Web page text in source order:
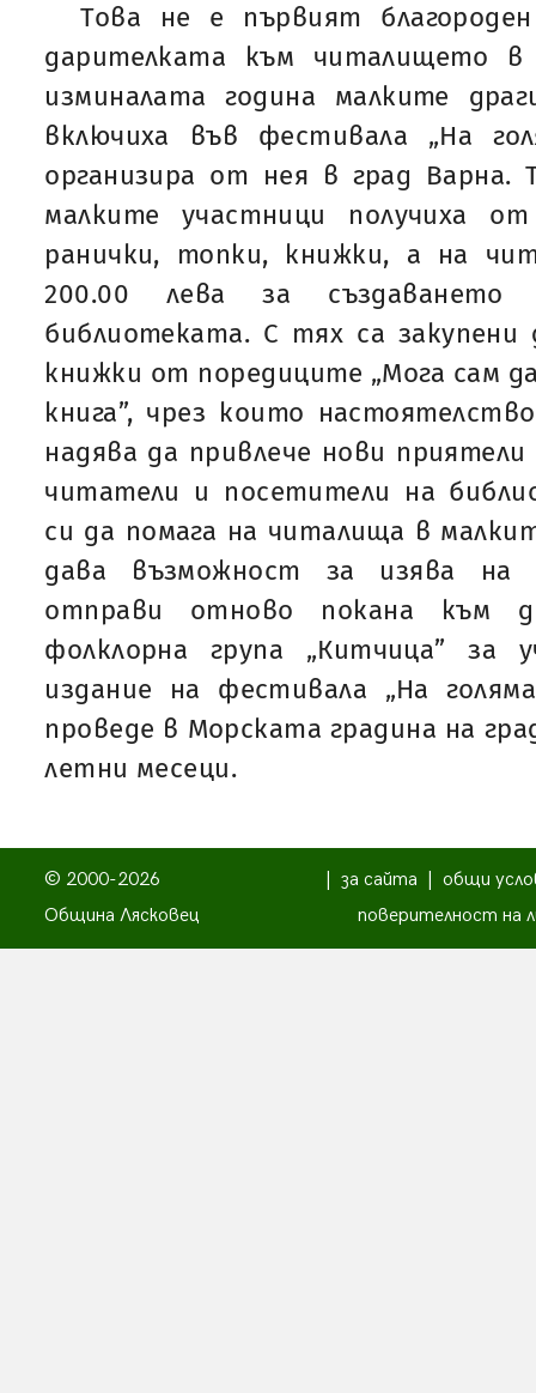
Това не е първият
дарителката към читалището в
изминалата година малките
включиха във фестивала „На
организира от нея в град Варна.
малките участници получиха
ранички, топки, книжки, а на
200.00 лева за
библиотеката. С тях са
книжки от поредиците „Мога сам
книга”, чрез които
надява да привлече нови
читатели и посетители на
си да помага на читалища в
дава възможност за изява
отправи отново покана към
фолклорна група „Китчица” за
издание на фестивала „На
проведе в Морската градина на
летни месеци.
© 2000-2026
Община Лясковец
за сайта
общи
поверителност на